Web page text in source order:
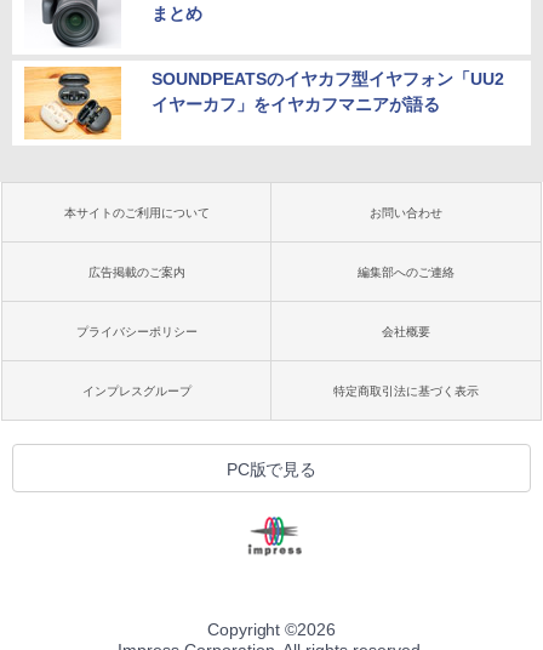
まとめ
SOUNDPEATSのイヤカフ型イヤフォン「UU2
イヤーカフ」をイヤカフマニアが語る
本サイトのご利用について お問い合わせ
広告掲載のご案内 編集部へのご連絡
プライバシーポリシー 会社概要
インプレスグループ 特定商取引法に基づく表示
PC版で見る
Copyright ©2026